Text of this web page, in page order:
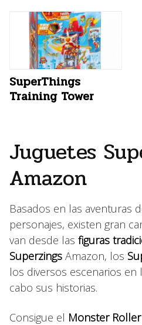
SuperThings
Training Tower
Juguetes
Amazon
Basados en las aventuras
personajes, existen gran
van desde las figuras
Superzings Amazon, los
los diversos escenarios en
cabo sus historias.
Consigue el Monster Roller